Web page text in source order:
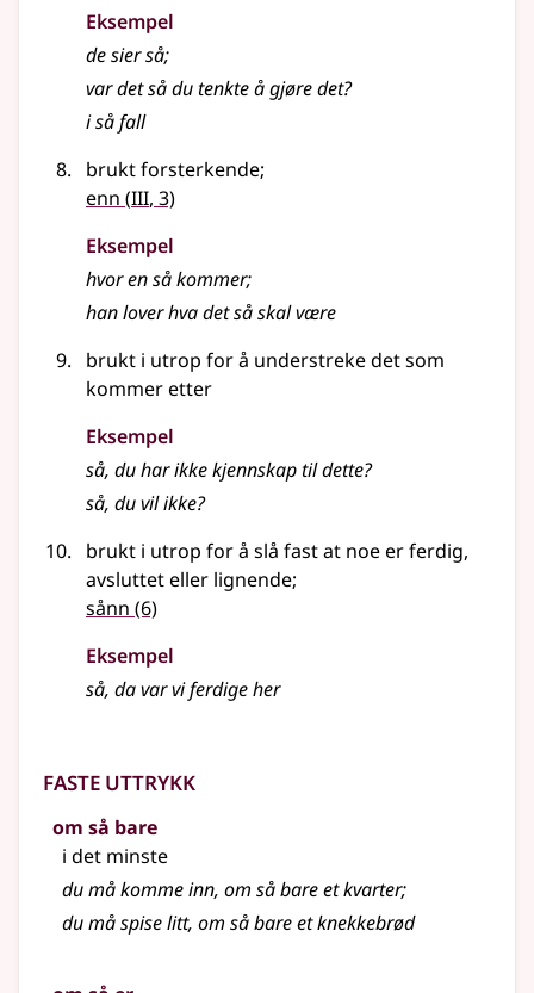
Eksempel
de sier så;
var det så du tenkte å gjøre det?
i så fall
brukt forsterkende;
enn (3
III, 3)
Eksempel
hvor en så kommer;
han lover hva det så skal være
brukt i utrop for å understreke det som
kommer etter
Eksempel
så, du har ikke kjennskap til dette?
så, du vil ikke?
brukt i utrop for å slå fast at noe er ferdig,
avslutteteller lignende;
sånn (6)
Eksempel
så, da var vi ferdige her
Faste uttrykk
om så bare
i det minste
du må komme inn, om så bare et kvarter;
du må spise litt, om så bare et knekkebrød